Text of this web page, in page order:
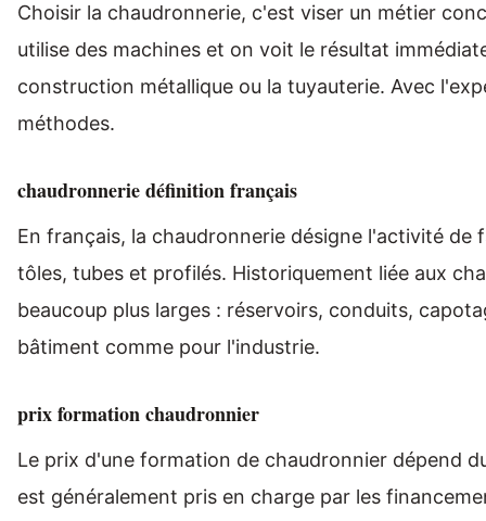
Choisir la chaudronnerie, c'est viser un métier
utilise des machines et on voit le résultat
construction métallique ou la tuyauterie. Avec
méthodes.
chaudronnerie définition français
En français, la chaudronnerie désigne l'activité
tôles, tubes et profilés. Historiquement liée aux
beaucoup plus larges : réservoirs, conduits,
bâtiment comme pour l'industrie.
prix formation chaudronnier
Le prix d'une formation de chaudronnier dépend
est généralement pris en charge par les